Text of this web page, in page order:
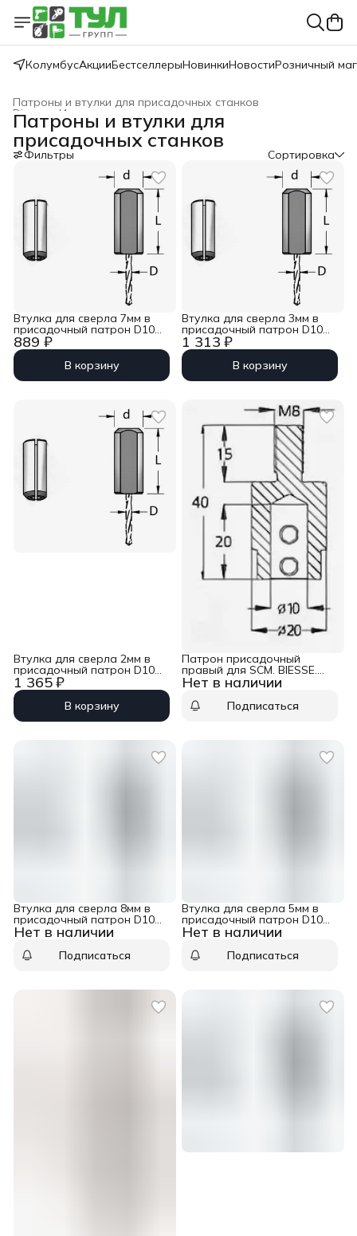
КолумбусАкцииБестселлерыНовинкиНовостиРозничный
Патроны и втулки для присадочных станков
Инструмент для присадочных станков
Dimar
Главная ›
Патроны и втулки для
присадочных станков
Фильтры Сортировка
889 ₽
Втулка для сверла 7мм в
присадочный патрон D10
L23 WPW TK10070
В корзину
1 313 ₽
Втулка для сверла 3мм в
присадочный патрон D10
L23 WPW TK10030
В корзину
1 365 ₽
Втулка для сверла 2мм в
присадочный патрон D10
L23 WPW TK10020
В корзину
Нет в наличии
Патрон присадочный
правый для SCM. BIESSE.
MORBIDELLI D20 L41 WPW
TM10105R
Подписаться
Нет в наличии
Втулка для сверла 8мм в
присадочный патрон D10
L23 WPW TK10080
Подписаться
Нет в наличии
Втулка для сверла 5мм в
присадочный патрон D10
L23 WPW TK10050
Подписаться